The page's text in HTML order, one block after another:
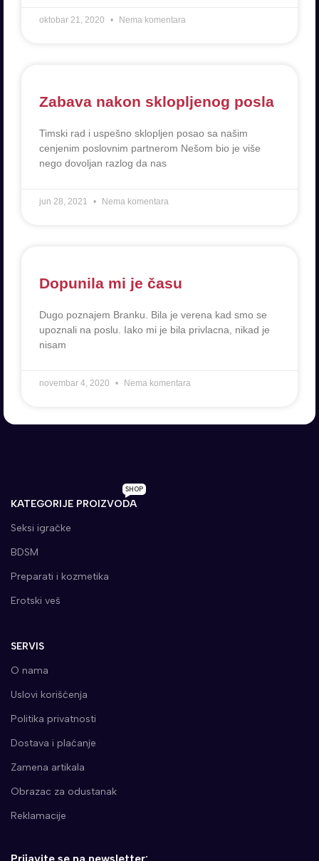
oktobar 21, 2020 Nema komentara
Zabava nakon sklopljenog posla
Timski rad i uspešno sklopljen posao sa našim
cenjenim poslovnim partnerom Nešom bio je više
nego dovoljan razlog da nas
jun 28, 2021 Nema komentara
Dopunila mi je času
Dugo poznajem Branku. Bila je verena kad smo se
upoznali na poslu. Iako mi je bila privlacna, nikad je
nisam
novembar 4, 2020 Nema komentara
KATEGORIJE PROIZVODA
SHOP
Seksi igračke
BDSM
Preparati i kozmetika
Erotski veš
SERVIS
O nama
Uslovi korišćenja
Politika privatnosti
Dostava i plaćanje
Zamena artikala
Obrazac za odustanak
Reklamacije